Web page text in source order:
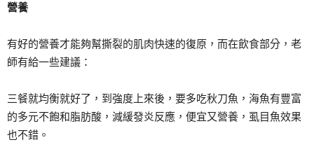
營養
有好的營養才能夠幫撕裂的肌肉快速的復原，而在飲食部分，老
師有給一些建議：
三餐就均衡就好了，到強度上來後，要多吃秋刀魚，海魚有豐富
的多元不飽和脂肪酸，減緩發炎反應，便宜又營養，虱目魚效果
也不錯。